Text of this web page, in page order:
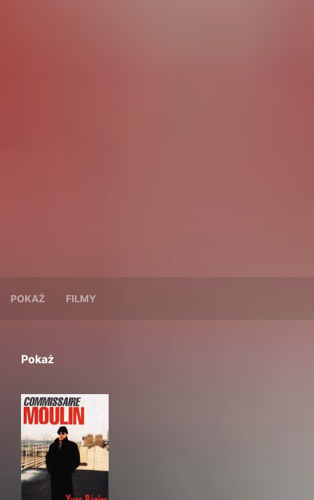
POKAŻ FILMY
Pokaż